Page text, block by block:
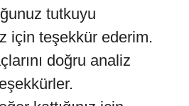
tutkuyu
için teşekkür ederim.
doğru analiz